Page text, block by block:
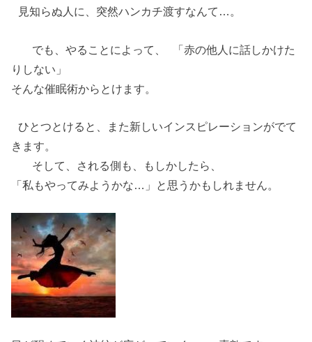
見知らぬ人に、突然ハンカチ渡すなんて…。
でも、やることによって、 「赤の他人に話しかけた
りしない」
そんな催眠術からとけます。
ひとつとけると、また新しいインスピレーションがでて
きます。
そして、される側も、もしかしたら、
「私もやってみようかな…」と思うかもしれません。